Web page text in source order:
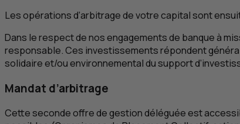
Les opérations d’arbitrage de votre capital sont
Dans le respect de nos engagements de banque à
responsable. Ces investissements répondent
solidaire et/ou environnemental du support
Mandat d’arbitrage
Cette seconde offre de gestion déléguée est